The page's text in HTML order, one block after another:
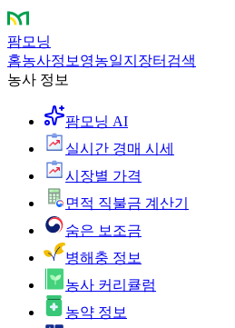
팜모닝
홈농사정보 영농일지 장터 검색
농사 정보
팜모닝 AI
실시간 경매 시세
시장별 가격
면적 직불금 계산기
숨은 보조금
병해충 정보
농사 커리큘럼
농약 정보